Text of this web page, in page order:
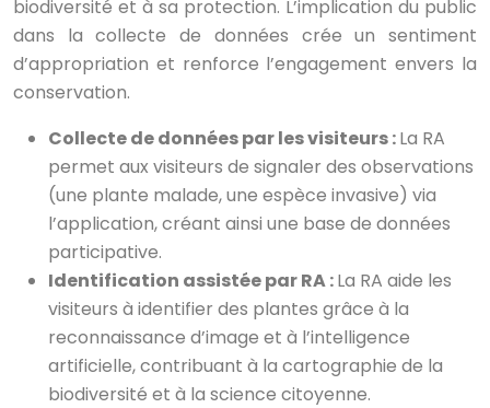
biodiversité et à sa protection. L’implication du public
dans la collecte de données crée un sentiment
d’appropriation et renforce l’engagement envers la
conservation.
Collecte de données par les visiteurs :La RA
permet aux visiteurs de signaler des observations
(une plante malade, une espèce invasive) via
l’application, créant ainsi une base de données
participative.
Identification assistée par RA :La RA aide les
visiteurs à identifier des plantes grâce à la
reconnaissance d’image et à l’intelligence
artificielle, contribuant à la cartographie de la
biodiversité et à la science citoyenne.